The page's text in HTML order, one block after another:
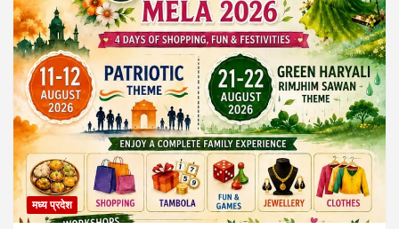
मध्य प्रदेश